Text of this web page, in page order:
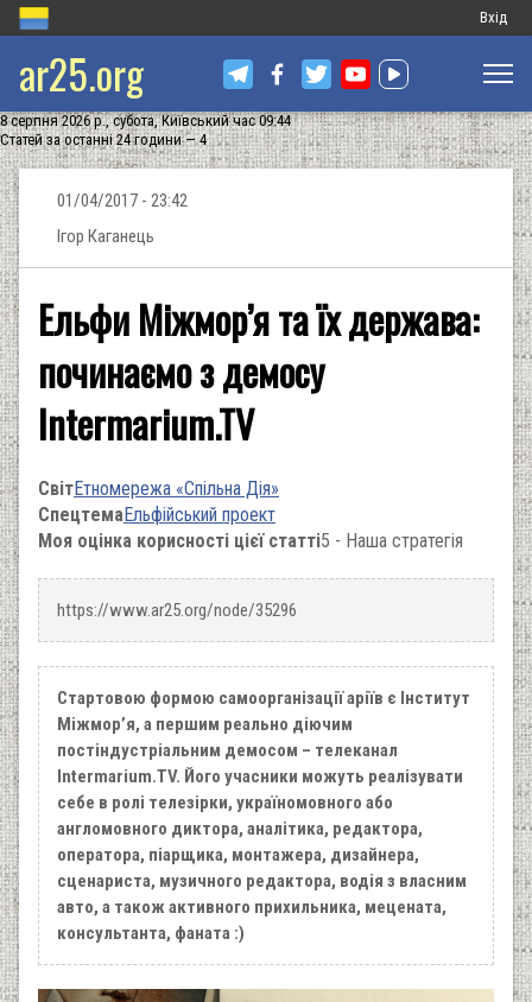
Меню
запису
Вхід
ar25.org
8 серпня 2026 р., субота, Київський час 09:44
Статей за останні 24 години — 4
01/04/2017 - 23:42
Ігор Каганець
Ельфи Міжмор’я та їх держава:
починаємо з демосу
Intermarium.TV
СвітЕтномережа «Спільна Дія»
СпецтемаЕльфійський проект
Моя оцінка корисності цієї статті5 - Наша стратегія
https://www.ar25.org/node/35296
Стартовою формою самоорганізації аріїв є Інститут
Міжмор’я, а першим реально діючим
постіндустріальним демосом – телеканал
Intermarium.TV. Його учасники можуть реалізувати
себе в ролі телезірки, україномовного або
англомовного диктора, аналітика, редактора,
оператора, піарщика, монтажера, дизайнера,
сценариста, музичного редактора, водія з власним
авто, а також активного прихильника, мецената,
консультанта, фаната :)